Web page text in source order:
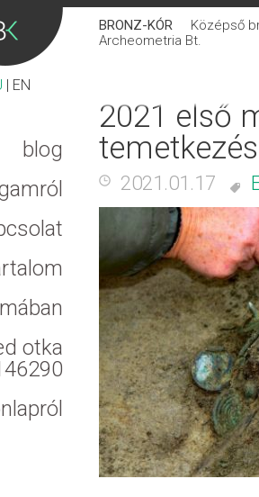
| EN
BRONZ-KÓR
Középső
Archeometria Bt.
blog
otka
2021 első
2021.01.17